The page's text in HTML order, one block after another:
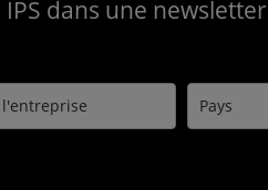
dans une newsletter